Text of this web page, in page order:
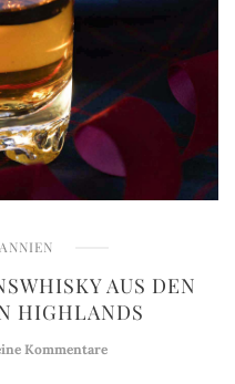
AUS DEN
HIGHLANDS
Kommentare